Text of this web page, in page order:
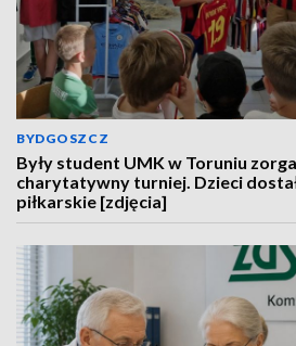
BYDGOSZCZ
Były student UMK w Toruniu
charytatywny turniej. Dzieci
piłkarskie [zdjęcia]